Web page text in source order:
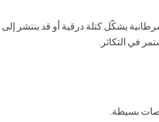
يشكّل كتلة درقية أو قد ينتشر إلى
في التكاثر.
بسيطة.